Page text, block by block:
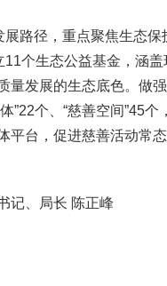
展路径，重点聚焦生态
11个生态公益基金，涵
量发展的生态底色。做
”22个、“慈善空间”45
平台，促进慈善活动常
记、局长 陈正峰